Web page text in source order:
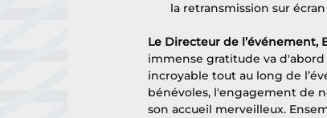
la retransmission sur
Le Directeur de l’événement,
immense gratitude va
incroyable tout au long de
bénévoles, l'engagement de
son accueil merveilleux.